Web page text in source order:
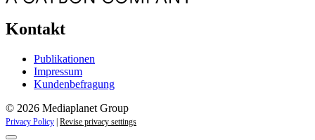
Kontakt
Publikationen
Impressum
Kundenbefragung
© 2026 Mediaplanet Group
Privacy Policy Revise privacy settings